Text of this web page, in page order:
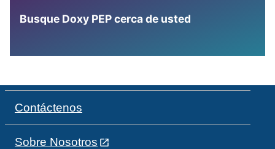
Busque Doxy PEP cerca de usted
Contáctenos
Sobre Nosotros